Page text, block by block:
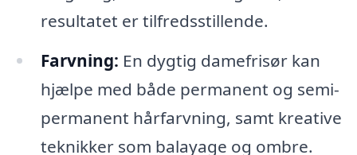
resultatet er tilfredsstillende.
Farvning: En dygtig damefrisør kan
hjælpe med både permanent og semi-
permanent hårfarvning, samt kreative
teknikker som balayage og ombre.